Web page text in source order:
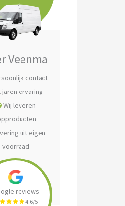
Veenma
contact
jaren ervaring
Wij leveren
uit eigen
voorraad
reviews
4.6/5